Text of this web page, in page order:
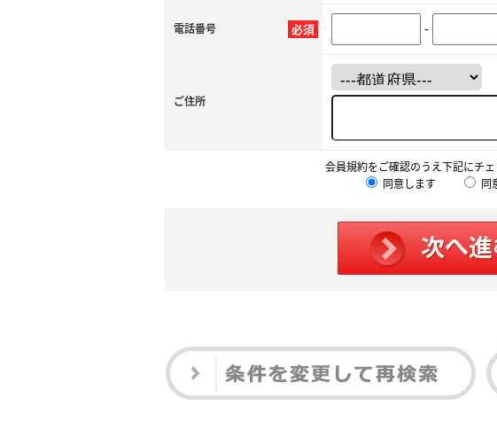
必須
電話番号 -
ご住所
会員規約をご確認のうえ下記にチェ
同意します
同